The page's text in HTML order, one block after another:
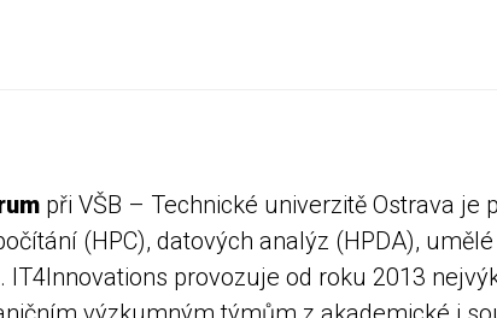
při VŠB – Technické univerzitě Ostrava
(HPC), datových analýz (HPDA),
provozuje od roku 2013